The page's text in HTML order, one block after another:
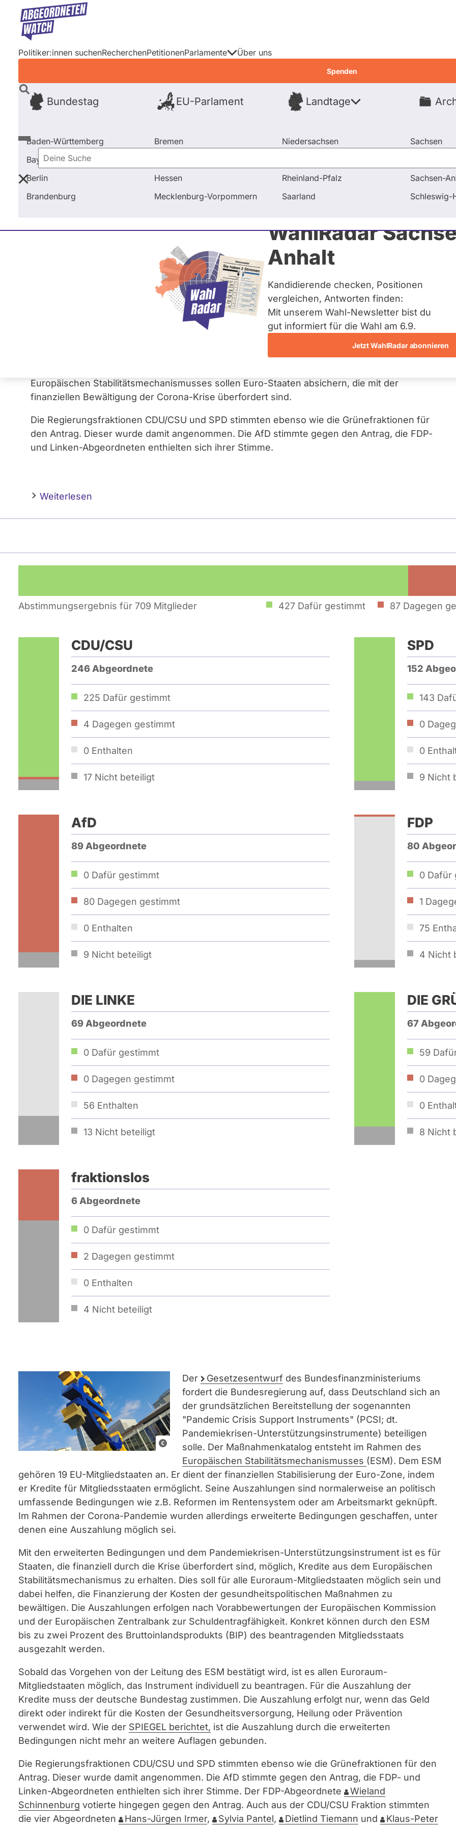
Direkt
Inhalt
Politiker:innen suchenRecherchenPetitionenParlamente
Bundestag EU-Parlament Landtage
Baden-Württemberg
Bayern
Berlin
Brandenburg
Bremen
Hessen
Mecklenburg-Vorpommern
Niedersachsen
Rheinland-Pfalz
Saarland
Sachsen
Sachsen-
Schleswig-
Über uns
Spenden
Deine
Suche
WahlRadar
Anhalt
Kandidierende checken, Positionen
vergleichen, Antworten finden:
Mit unserem Wahl-Newsletter bist du
gut informiert für die Wahl am 6.9.
Jetzt WahlRadar abonnieren
Startseite Bundestag 2017 - 2021 Abstimmungen Beteiligung am Europäischen Corona-
Beteiligung am Europäischen Corona-
Stabilitätsmechanismus
fordert die
Bundesregierung zu einer grundsätzlichen Beteiligung Deutschlands am sogenannten
Europäischen Stabilitätsmechanismusses sollen Euro-Staaten absichern, die mit der
finanziellen Bewältigung der Corona-Krise überfordert sind.
Die Regierungsfraktionen CDU/CSU und SPD stimmten ebenso wie die Grünefraktionen für
den Antrag. Dieser wurde damit angenommen. Die AfD stimmte gegen den Antrag, die FDP-
und Linken-Abgeordneten enthielten sich ihrer Stimme.
Weiterlesen
Abstimmungsergebnis für 709 Mitglieder 427 Dafür gestimmt 87 Dagegen
CDU/CSU
246 Abgeordnete
225 Dafür gestimmt
4 Dagegen gestimmt
0 Enthalten
17 Nicht beteiligt
SPD
152
143
0
0
9 Nicht
AfD
89 Abgeordnete
0 Dafür gestimmt
80 Dagegen gestimmt
0 Enthalten
9 Nicht beteiligt
FDP
80
0 Dafür
1
75
4 Nicht
DIE LINKE
69 Abgeordnete
0 Dafür gestimmt
0 Dagegen gestimmt
56 Enthalten
13 Nicht beteiligt
DIE
67
59
0
0
8 Nicht
fraktionslos
6 Abgeordnete
0 Dafür gestimmt
2 Dagegen gestimmt
0 Enthalten
4 Nicht beteiligt
C
Der Gesetzesentwurf des Bundesfinanzministeriums
fordert die Bundesregierung auf, dass Deutschland sich an
der grundsätzlichen Bereitstellung der sogenannten
"Pandemic Crisis Support Instruments" (PCSI; dt.
Pandemiekrisen-Unterstützungsinstrumente) beteiligen
solle. Der Maßnahmenkatalog entsteht im Rahmen des
Europäischen Stabilitätsmechanismusses (ESM). Dem ESM
gehören 19 EU-Mitgliedstaaten an. Er dient der finanziellen Stabilisierung der Euro-Zone, indem
er Kredite für Mitgliedsstaaten ermöglicht. Seine Auszahlungen sind normalerweise an politisch
umfassende Bedingungen wie z.B. Reformen im Rentensystem oder am Arbeitsmarkt geknüpft.
Im Rahmen der Corona-Pandemie wurden allerdings erweiterte Bedingungen geschaffen, unter
denen eine Auszahlung möglich sei.
Mit den erweiterten Bedingungen und dem Pandemiekrisen-Unterstützungsinstrument ist es für
Staaten, die finanziell durch die Krise überfordert sind, möglich, Kredite aus dem Europäischen
Stabilitätsmechanismus zu erhalten. Dies soll für alle Euroraum-Mitgliedstaaten möglich sein und
dabei helfen, die Finanzierung der Kosten der gesundheitspolitischen Maßnahmen zu
bewältigen. Die Auszahlungen erfolgen nach Vorabbewertungen der Europäischen Kommission
und der Europäischen Zentralbank zur Schuldentragfähigkeit. Konkret können durch den ESM
bis zu zwei Prozent des Bruttoinlandsprodukts (BIP) des beantragenden Mitgliedsstaats
ausgezahlt werden.
Sobald das Vorgehen von der Leitung des ESM bestätigt wird, ist es allen Euroraum-
Mitgliedstaaten möglich, das Instrument individuell zu beantragen. Für die Auszahlung der
Kredite muss der deutsche Bundestag zustimmen. Die Auszahlung erfolgt nur, wenn das Geld
direkt oder indirekt für die Kosten der Gesundheitsversorgung, Heilung oder Prävention
verwendet wird. Wie der SPIEGEL berichtet, ist die Auszahlung durch die erweiterten
Bedingungen nicht mehr an weitere Auflagen gebunden.
Die Regierungsfraktionen CDU/CSU und SPD stimmten ebenso wie die Grünefraktionen für den
Antrag. Dieser wurde damit angenommen. Die AfD stimmte gegen den Antrag, die FDP- und
Linken-Abgeordneten enthielten sich ihrer Stimme. Der FDP-Abgeordnete
Wieland
Schinnenburg votierte hingegen gegen den Antrag. Auch aus der CDU/CSU Fraktion stimmten
die vier Abgeordneten
Hans-Jürgen Irmer, Sylvia Pantel, Dietlind Tiemann und Klaus-Peter